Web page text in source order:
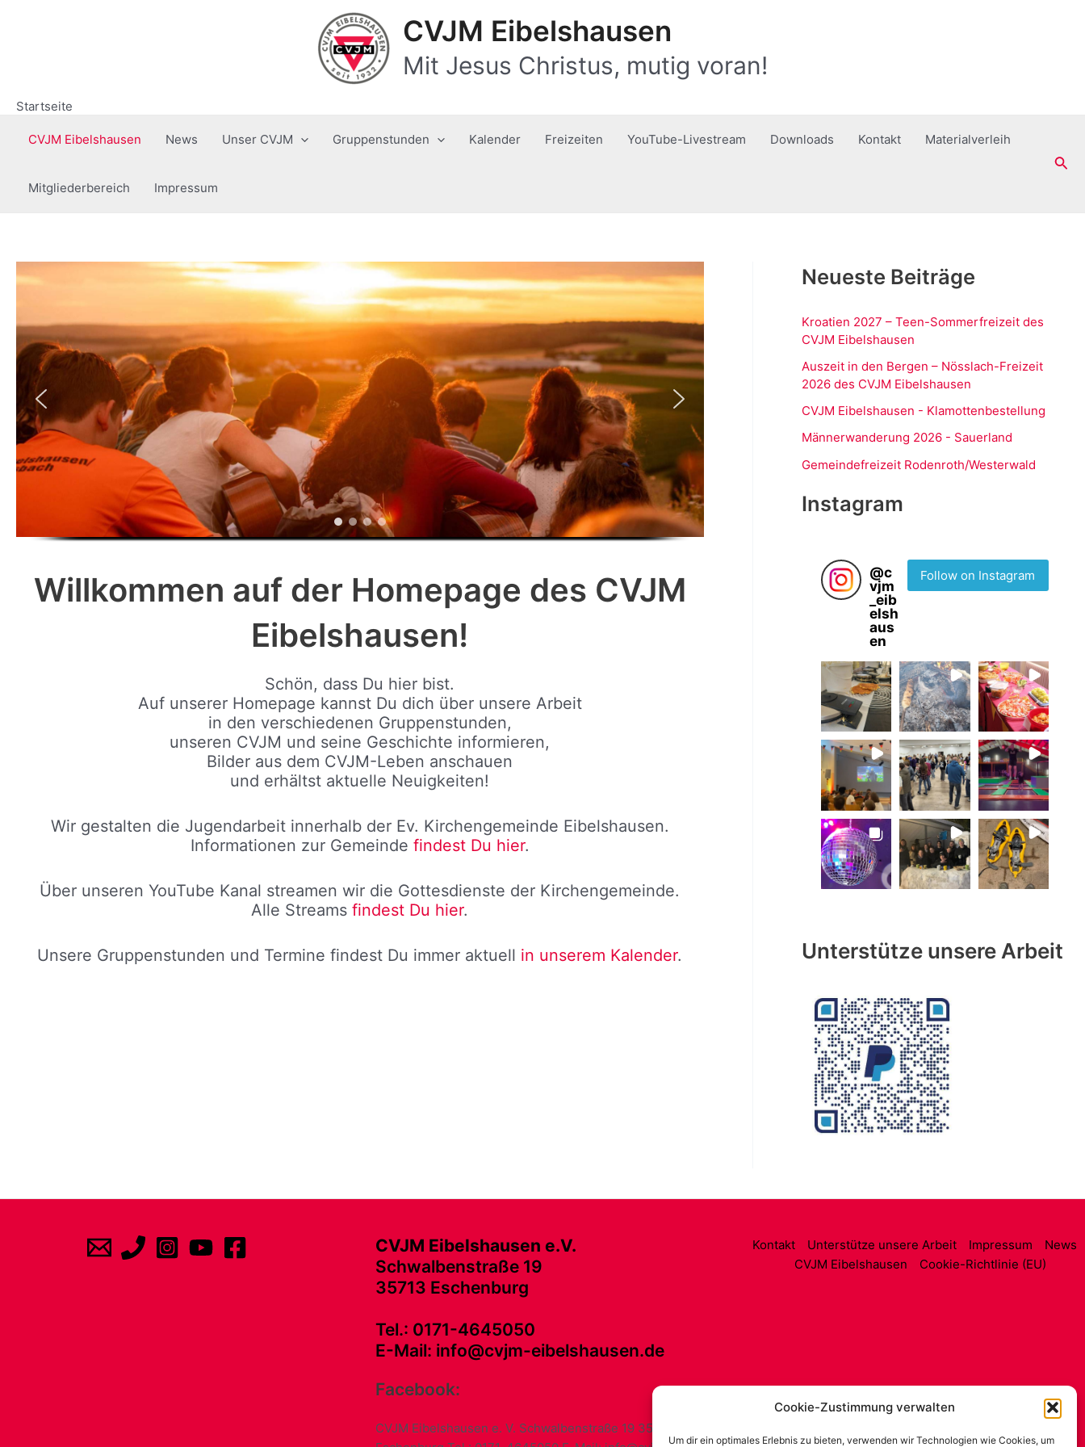
Cookie-Zustimmung verwalten
Um dir ein optimales Erlebnis zu bieten, verwenden wir Technologien wie Cookies, um
CVJM Eibelshausen
Mit Jesus Christus, mutig voran!
Startseite
CVJM Eibelshausen News Unser CVJM Gruppenstunden Kalender Freizeiten YouTube-Livestream Downloads Kontakt Materialverleih
Mitgliederbereich Impressum
Willkommen auf der Homepage des CVJM
Eibelshausen!
Schön, dass Du hier bist.
Auf unserer Homepage kannst Du dich über unsere Arbeit
in den verschiedenen Gruppenstunden,
unseren CVJM und seine Geschichte informieren,
Bilder aus dem CVJM-Leben anschauen
und erhältst aktuelle Neuigkeiten!
Wir gestalten die Jugendarbeit innerhalb der Ev. Kirchengemeinde Eibelshausen.
Informationen zur Gemeinde findest Du hier.
Über unseren YouTube Kanal streamen wir die Gottesdienste der Kirchengemeinde.
Alle Streamsfindest Du hier.
Unsere Gruppenstunden und Termine findest Du immer aktuell in unserem Kalender.
Neueste Beiträge
Kroatien 2027 – Teen-Sommerfreizeit des
CVJM Eibelshausen
Auszeit in den Bergen – Nösslach-Freizeit
2026 des CVJM Eibelshausen
CVJM Eibelshausen - Klamottenbestellung
Männerwanderung 2026 - Sauerland
Gemeindefreizeit Rodenroth/Westerwald
Instagram
@c
vjm
_eib
elsh
aus
en
Follow on Instagram
Unterstütze unsere Arbeit
CVJM Eibelshausen e.V.
Schwalbenstraße 19
35713 Eschenburg
Tel.: 0171-4645050
E-Mail: info@cvjm-eibelshausen.de
Facebook:
CVJM Eibelshausen e. V. Schwalbenstraße 19 35713
Kontakt Unterstütze unsere Arbeit Impressum
News
CVJM Eibelshausen
Cookie-Richtlinie (EU)